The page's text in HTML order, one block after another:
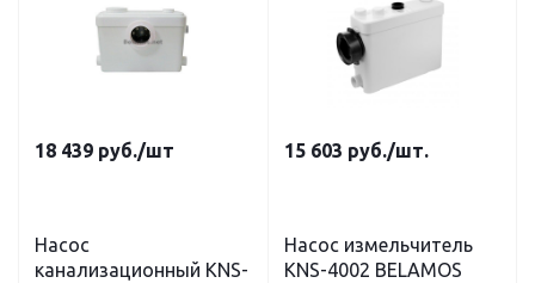
18 439 руб./шт
Насос
канализационный KNS-
15 603 руб./шт.
Насос измельчитель
KNS-4002 BELAMOS